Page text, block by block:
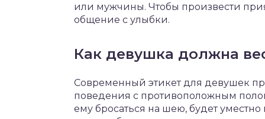
или мужчины. Чтобы произвести
общение с улыбки.
Как девушка должна
Современный этикет для девушек
поведения с противоположным
ему бросаться на шею, будет